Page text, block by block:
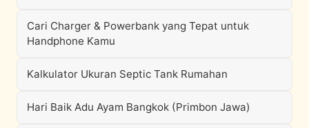
Cari Charger & Powerbank yang Tepat untuk
Handphone Kamu
Kalkulator Ukuran Septic Tank Rumahan
Hari Baik Adu Ayam Bangkok (Primbon Jawa)